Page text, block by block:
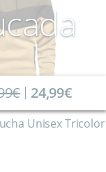
24,99€
Unisex Tricolor